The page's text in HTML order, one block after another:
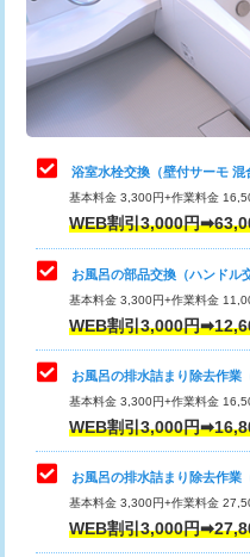
桝清掃
止水・漏水調査・防水処理・
理・調整・分解・加工など
止水・漏水調査・防水処理・
理・調整・分解・加工など（
止水・漏水調査・防水処理
理・調整・分解・加工など
トイレタンク脱着
トイレ便器脱着
タンクレストイレ脱着
小便器トイレ脱着
その他部品の脱着
交換・取付（タンク）
浴室水栓交換（壁付サーモ 混
基本料金 3,300円+作業料金
WEB割引3,000円
お風呂の部品交換（ハンドル
基本料金 3,300円+作業料金
WEB割引3,000円
お風呂の排水詰まり除去作業
基本料金 3,300円+作業料金
WEB割引3,000円
お風呂の排水詰まり除去作業
基本料金 3,300円+作業料金
WEB割引3,000円